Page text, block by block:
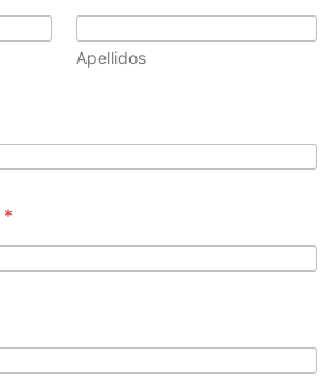
Apellidos
*